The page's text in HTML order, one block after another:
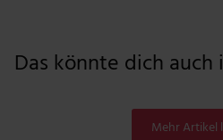
Das könnte dich auch
Mehr Artikel